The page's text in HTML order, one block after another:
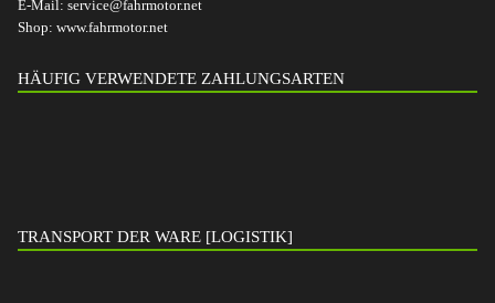
E-Mail: service@fahrmotor.net
Shop: www.fahrmotor.net
HÄUFIG VERWENDETE ZAHLUNGSARTEN
TRANSPORT DER WARE [LOGISTIK]